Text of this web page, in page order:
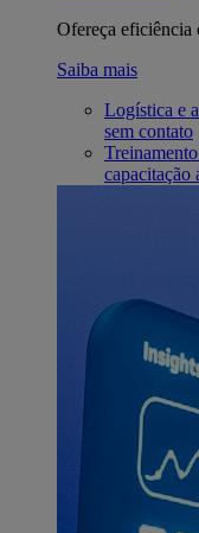
Ofereça eficiência
Saiba mais
Logística e
sem contato
capacitação